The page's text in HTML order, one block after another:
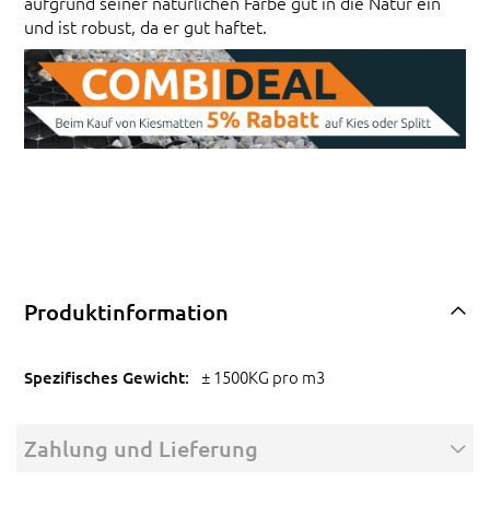
und ist robust, da er gut haftet.
Produktinformation
± 1500KG pro m3
Zahlung und Lieferung